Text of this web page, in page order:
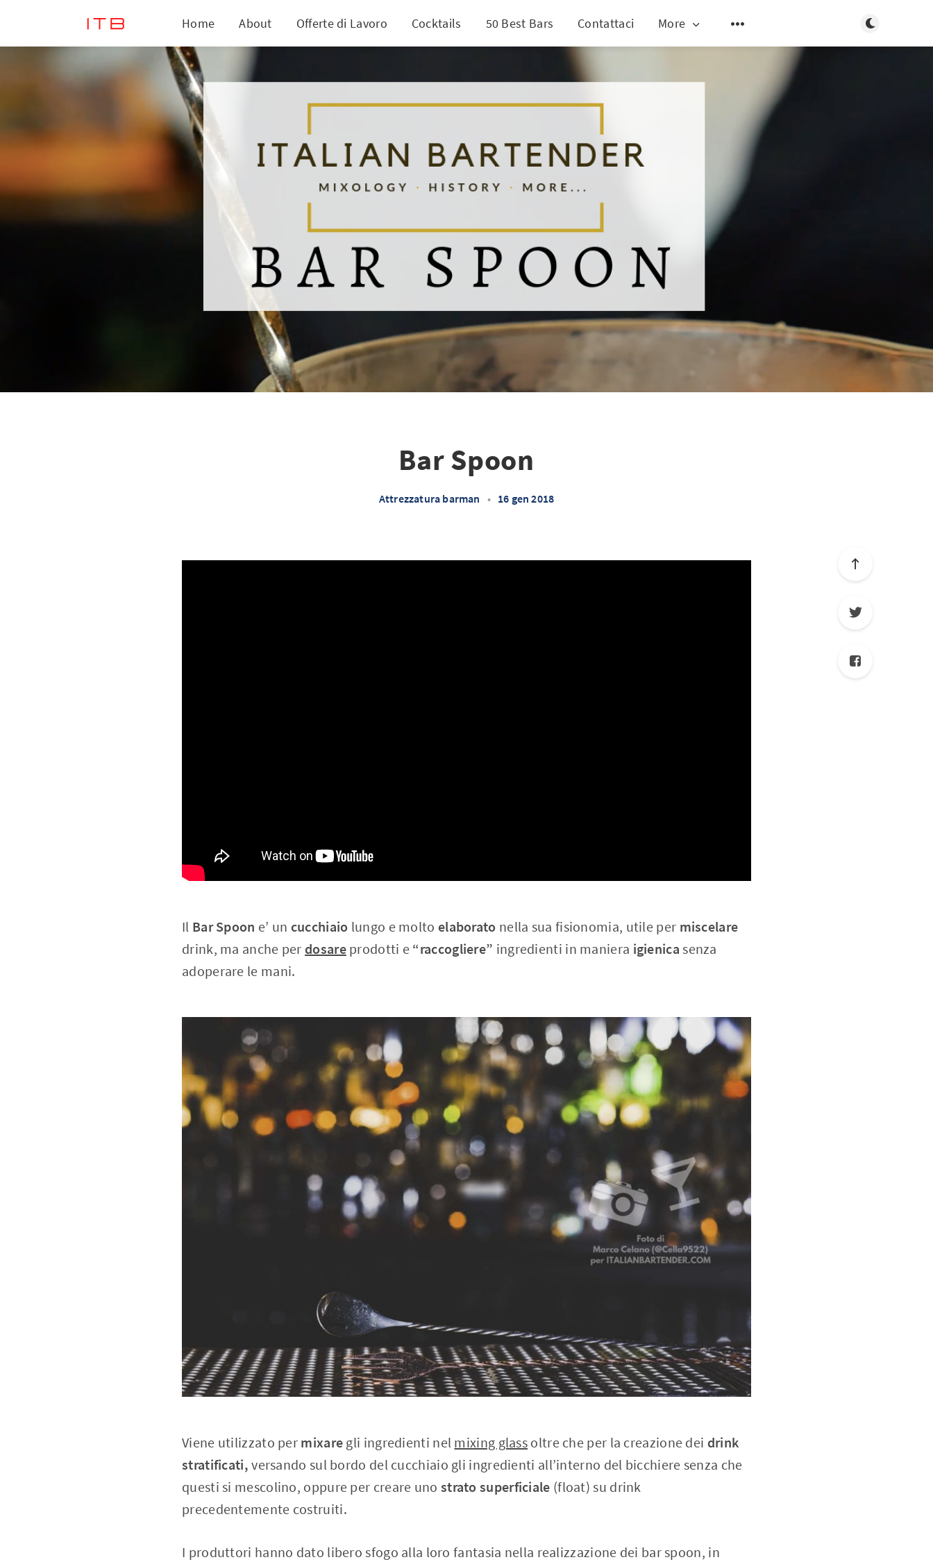
Home About Offerte di Lavoro Cocktails 50 Best Bars Contattaci More Toggle dark
Bar Spoon
Attrezzatura barman • 16 gen 2018
Il Bar Spoon e’ un cucchiaio lungo e molto elaborato nella sua fisionomia, utile per miscelare
drink, ma anche per dosareprodotti e “raccogliere” ingredienti in maniera igienica senza
adoperare le mani.
Viene utilizzato per mixare gli ingredienti nel mixing glass oltre che per la creazione dei drink
stratificati, versando sul bordo del cucchiaio gli ingredienti all’interno del bicchiere senza che
questi si mescolino, oppure per creare uno strato superficiale (float) su drink
precedentemente costruiti.
I produttori hanno dato libero sfogo alla loro fantasia nella realizzazione dei bar spoon, in